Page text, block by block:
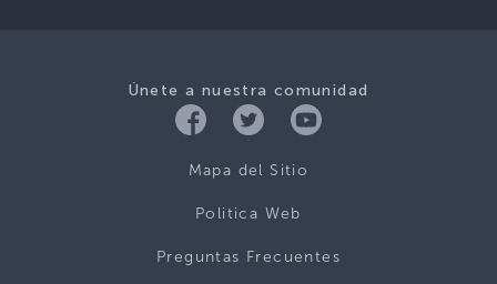
Únete a nuestra comunidad
Mapa del Sitio
Politica Web
Preguntas Frecuentes